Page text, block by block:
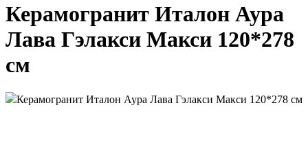
Керамогранит Италон Аура
Лава Гэлакси Макси 120*278
см